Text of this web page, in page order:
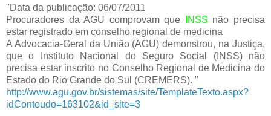
"Data da publicação: 06/07/2011
Procuradores da AGU comprovam que
INSS não precisa
estar registrado em conselho regional de medicina
A Advocacia-Geral da União (AGU) demonstrou, na Justiça,
que o Instituto Nacional do Seguro Social (INSS) não
precisa estar inscrito no Conselho Regional de Medicina do
Estado do Rio Grande do Sul (CREMERS). "
http://www.agu.gov.br/sistemas/site/TemplateTexto.aspx?
idConteudo=163102&id_site=3